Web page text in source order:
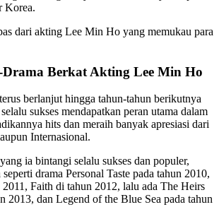
Korea.
dari akting Lee Min Ho yang memukau para
Berkat Akting Lee Min Ho
berlanjut hingga tahun-tahun berikutnya
sukses mendapatkan peran utama dalam
hits dan meraih banyak apresiasi dari
Internasional.
ia bintangi selalu sukses dan populer,
drama Personal Taste pada tahun 2010,
Faith di tahun 2012, lalu ada The Heirs
2013, dan Legend of the Blue Sea pada tahun